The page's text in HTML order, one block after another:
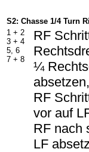
S2: Chasse 1/4 Turn
1 + 2
3 + 4
5, 6
7 + 8
RF
¼
RF
vor auf
RF nach
LF